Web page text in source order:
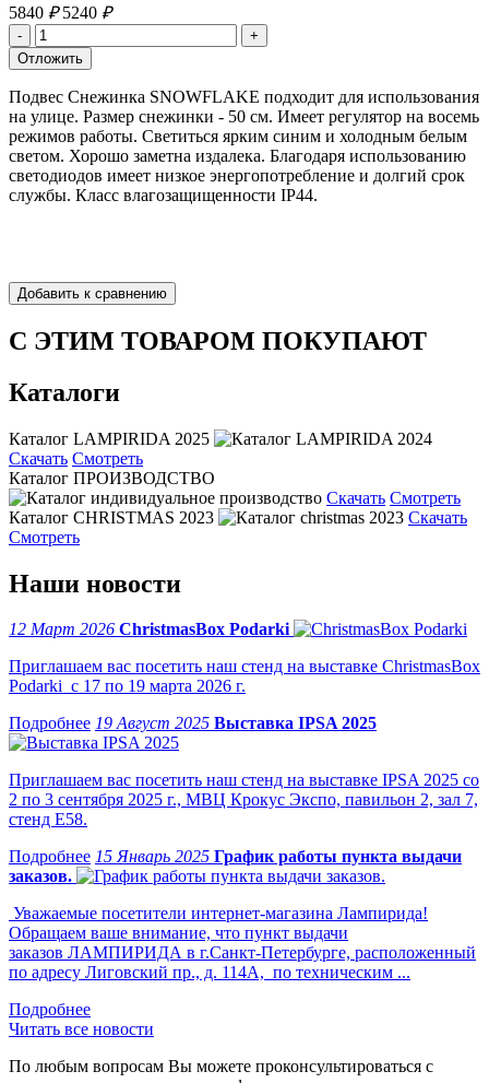
5840 ₽ 5240 ₽
Подвес Снежинка SNOWFLAKE подходит для использования
на улице. Размер снежинки - 50 см. Имеет регулятор на восемь
режимов работы. Светиться ярким синим и холодным белым
светом. Хорошо заметна издалека. Благодаря использованию
светодиодов имеет низкое энергопотребление и долгий срок
службы. Класс влагозащищенности IP44.
С ЭТИМ ТОВАРОМ ПОКУПАЮТ
Каталоги
Каталог LAMPIRIDA 2025
Скачать Смотреть
Каталог ПРОИЗВОДСТВО
Скачать Смотреть
Каталог CHRISTMAS 2023
Скачать
Смотреть
Наши новости
12 Март 2026 ChristmasBox Podarki
Приглашаем вас посетить наш стенд на выставке ChristmasBox
Podarki с 17 по 19 марта 2026 г.
19 Август 2025 Выставка IPSA 2025
Приглашаем вас посетить наш стенд на выставке IPSA 2025 со
2 по 3 сентября 2025 г., МВЦ Крокус Экспо, павильон 2, зал 7,
стенд Е58.
15 Январь 2025 График работы пункта выдачи
заказов.
Уважаемые посетители интернет-магазина Лампирида!
Обращаем ваше внимание, что пункт выдачи
заказов ЛАМПИРИДА в г.Санкт-Петербурге, расположенный
по адресу Лиговский пр., д. 114А, по техническим ...
Читать все новости
По любым вопросам Вы можете проконсультироваться с